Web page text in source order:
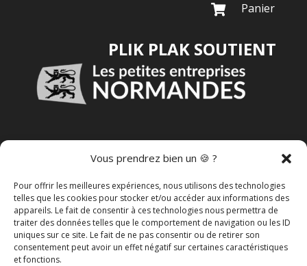
Vous prendrez bien un 🍪 ?
Pour offrir les meilleures expériences, nous utilisons des technologies
telles que les cookies pour stocker et/ou accéder aux informations des
appareils. Le fait de consentir à ces technologies nous permettra de
traiter des données telles que le comportement de navigation ou les ID
uniques sur ce site. Le fait de ne pas consentir ou de retirer son
consentement peut avoir un effet négatif sur certaines caractéristiques
et fonctions.
 Panier
PLIK PLAK SOUTIENT
VOUS SOUHAITEZ DEVENIR
REVENDEUR
DEVENIR REVENDEUR